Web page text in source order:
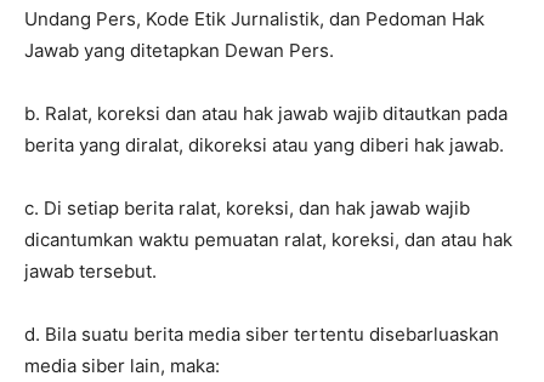
Undang Pers, Kode Etik Jurnalistik, dan Pedoman Hak
Jawab yang ditetapkan Dewan Pers.
b. Ralat, koreksi dan atau hak jawab wajib ditautkan pada
berita yang diralat, dikoreksi atau yang diberi hak jawab.
c. Di setiap berita ralat, koreksi, dan hak jawab wajib
dicantumkan waktu pemuatan ralat, koreksi, dan atau hak
jawab tersebut.
d. Bila suatu berita media siber tertentu disebarluaskan
media siber lain, maka: